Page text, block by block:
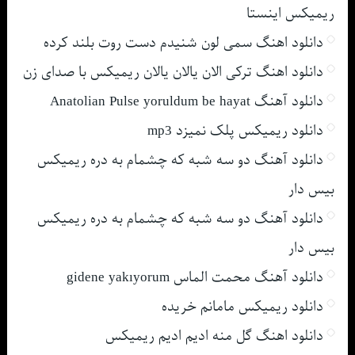
ریمیکس اینستا
دانلود اهنگ سمی لون شنیدم دست روت بلند کرده
دانلود اهنگ ترکی الان یالان یالان ریمیکس با صدای زن
دانلود آهنگ Anatolian Pulse yoruldum be hayat
دانلود ریمیکس پلک نمیزد mp3
دانلود آهنگ دو سه شبه که چشمام به دره ریمیکس
بیس دار
دانلود آهنگ دو سه شبه که چشمام به دره ریمیکس
بیس دار
دانلود آهنگ محمت الماس gidene yakıyorum
دانلود ریمیکس مامانم خریده
دانلود اهنگ گل منه ادیم ادیم ریمیکس